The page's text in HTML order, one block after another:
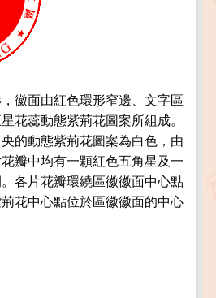
徽面由紅色環形窄邊、文字區
花蕊動態紫荊花圖案所組成。
的動態紫荊花圖案為白色，由
瓣中均有一顆紅色五角星及一
各片花瓣環繞區徽徽面中心點
花中心點位於區徽徽面的中心